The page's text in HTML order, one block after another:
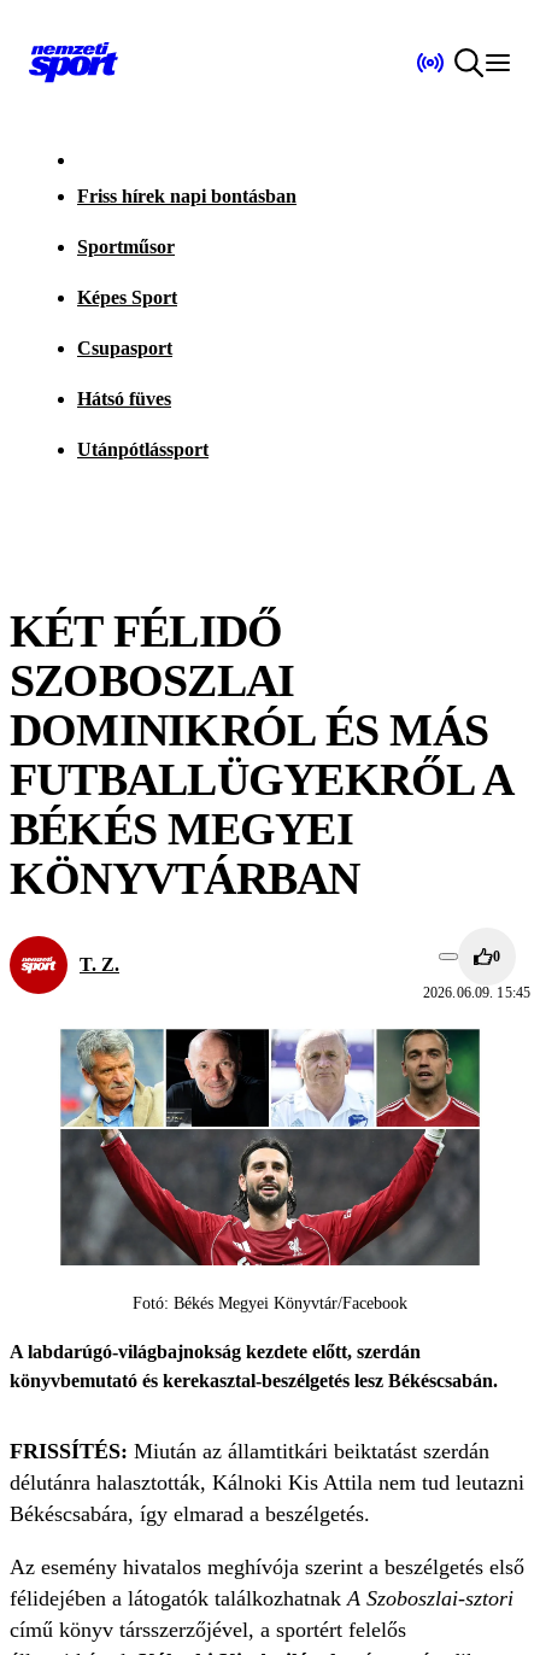
Friss hírek napi bontásban
Sportműsor
Képes Sport
Csupasport
Hátsó füves
Utánpótlássport
KÉT FÉLIDŐ
SZOBOSZLAI
DOMINIKRÓL ÉS MÁS
FUTBALLÜGYEKRŐL A
BÉKÉS MEGYEI
KÖNYVTÁRBAN
T. Z. 0
2026.06.09. 15:45
Fotó: Békés Megyei Könyvtár/Facebook
A labdarúgó-világbajnokság kezdete előtt, szerdán
könyvbemutató és kerekasztal-beszélgetés lesz Békéscsabán.
FRISSÍTÉS: Miután az államtitkári beiktatást szerdán
délutánra halasztották, Kálnoki Kis Attila nem tud leutazni
Békéscsabára, így elmarad a beszélgetés.
Az esemény hivatalos meghívója szerint a beszélgetés első
félidejében a látogatók találkozhatnakA Szoboszlai-sztori
című könyv társszerzőjével, a sportért felelős